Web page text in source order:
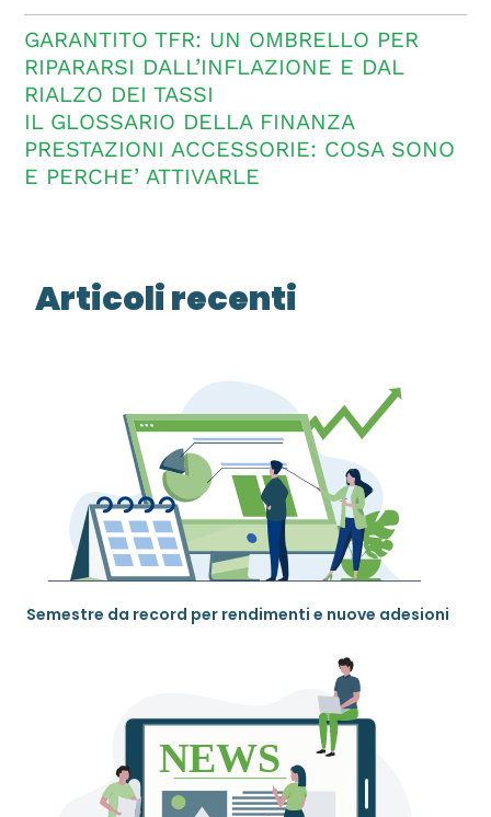
GARANTITO TFR: UN OMBRELLO PER
RIPARARSI DALL’INFLAZIONE E DAL
RIALZO DEI TASSI
IL GLOSSARIO DELLA FINANZA
PRESTAZIONI ACCESSORIE: COSA SONO
E PERCHE’ ATTIVARLE
Articoli recenti
Semestre da record per rendimenti e nuove adesioni